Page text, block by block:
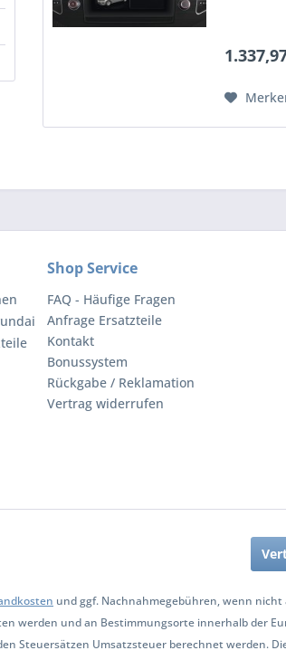
Shop Service
FAQ - Häufige Fragen
Anfrage Ersatzteile
Kontakt
Bonussystem
Rückgabe / Reklamation
Vertrag widerrufen
und ggf. Nachnahmegebühren, wenn nicht
werden und an Bestimmungsorte innerhalb der
Steuersätzen Umsatzsteuer berechnet werden.